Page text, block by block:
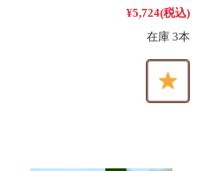
¥5,724(税込)
在庫 3本